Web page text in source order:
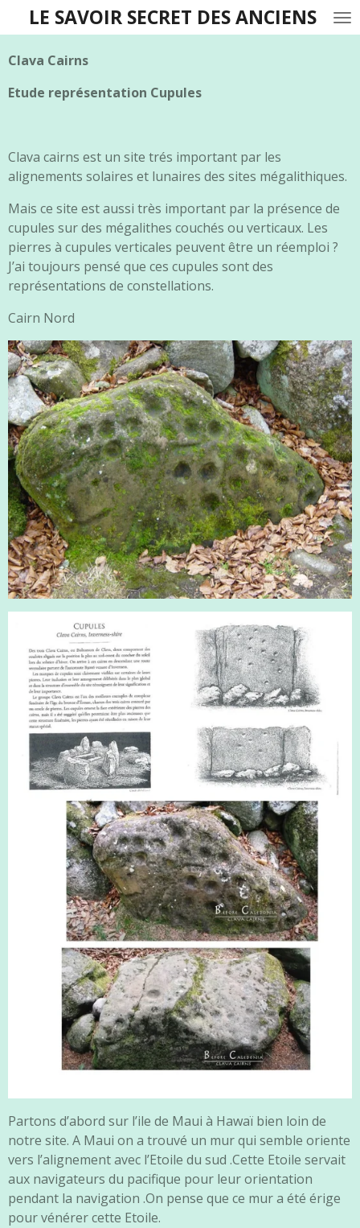
Passer
au
contenu
LE SAVOIR SECRET DES ANCIENS
Clava Cairns
Etude représentation Cupules
Clava cairns est un site trés important par les
alignements solaires et lunaires des sites mégalithiques.
Mais ce site est aussi très important par la présence de
cupules sur des mégalithes couchés ou verticaux. Les
pierres à cupules verticales peuvent être un réemploi ?
J’ai toujours pensé que ces cupules sont des
représentations de constellations.
Cairn Nord
Partons d’abord sur l’ile de Maui à Hawaï bien loin de
notre site. A Maui on a trouvé un mur qui semble oriente
vers l’alignement avec l’Etoile du sud .Cette Etoile servait
aux navigateurs du pacifique pour leur orientation
pendant la navigation .On pense que ce mur a été érige
pour vénérer cette Etoile.